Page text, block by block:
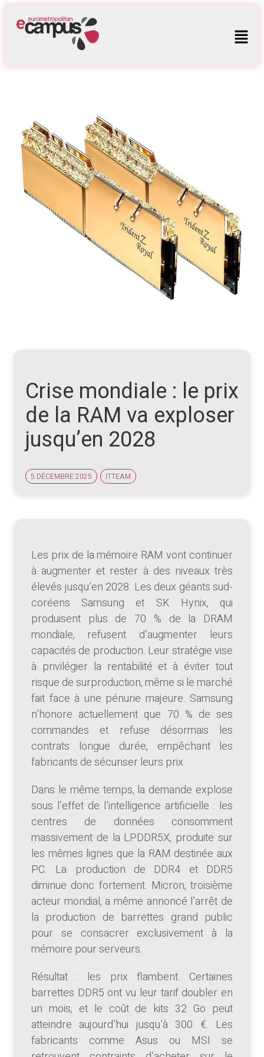
Crise mondiale : le prix
de la RAM va exploser
jusqu’en 2028
5 DÉCEMBRE 2025 ITTEAM
Les prix de la mémoire RAM vont continuer
à augmenter et rester à des niveaux très
élevés jusqu’en 2028. Les deux géants sud-
coréens Samsung et SK Hynix, qui
produisent plus de 70 % de la DRAM
mondiale, refusent d’augmenter leurs
capacités de production. Leur stratégie vise
à privilégier la rentabilité et à éviter tout
risque de surproduction, même si le marché
fait face à une pénurie majeure. Samsung
n’honore actuellement que 70 % de ses
commandes et refuse désormais les
contrats longue durée, empêchant les
fabricants de sécuriser leurs prix.
Dans le même temps, la demande explose
sous l’effet de l’intelligence artificielle : les
centres de données consomment
massivement de la LPDDR5X, produite sur
les mêmes lignes que la RAM destinée aux
PC. La production de DDR4 et DDR5
diminue donc fortement. Micron, troisième
acteur mondial, a même annoncé l’arrêt de
la production de barrettes grand public
pour se consacrer exclusivement à la
mémoire pour serveurs.
Résultat : les prix flambent. Certaines
barrettes DDR5 ont vu leur tarif doubler en
un mois, et le coût de kits 32 Go peut
atteindre aujourd’hui jusqu’à 300 €. Les
fabricants comme Asus ou MSI se